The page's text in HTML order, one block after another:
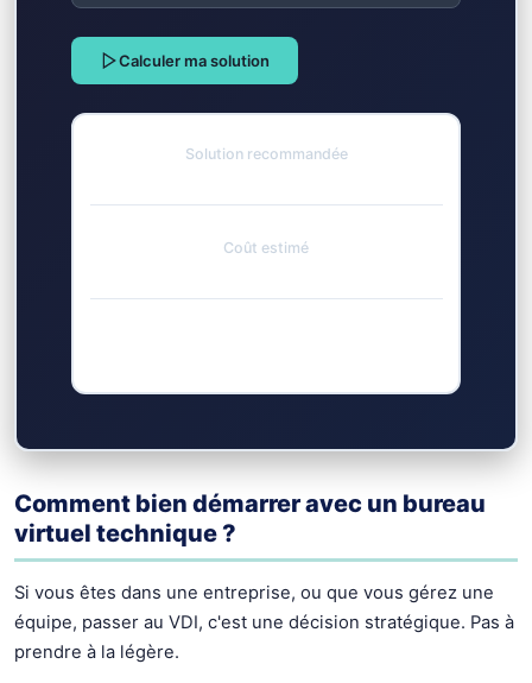
Calculer ma solution
Solution recommandée
Coût estimé
Comment bien démarrer avec un bureau
virtuel technique ?
Si vous êtes dans une entreprise, ou que vous gérez une
équipe, passer au VDI, c'est une décision stratégique. Pas à
prendre à la légère.